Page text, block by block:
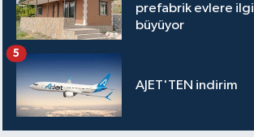
prefabrik evlere ilgi
büyüyor
AJET'TEN indirim
5